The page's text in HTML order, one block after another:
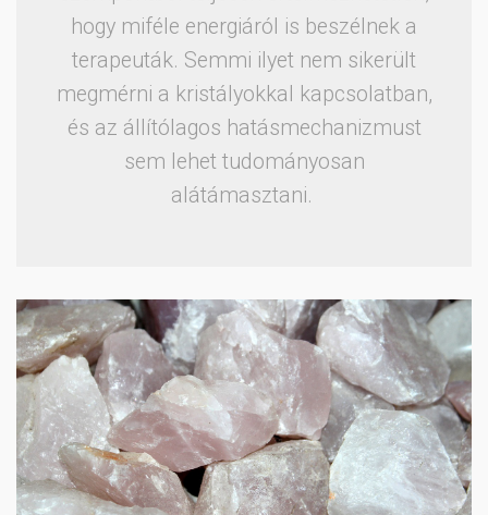
hogy miféle energiáról is beszélnek a
terapeuták. Semmi ilyet nem sikerült
megmérni a kristályokkal kapcsolatban,
és az állítólagos hatásmechanizmust
sem lehet tudományosan
alátámasztani.